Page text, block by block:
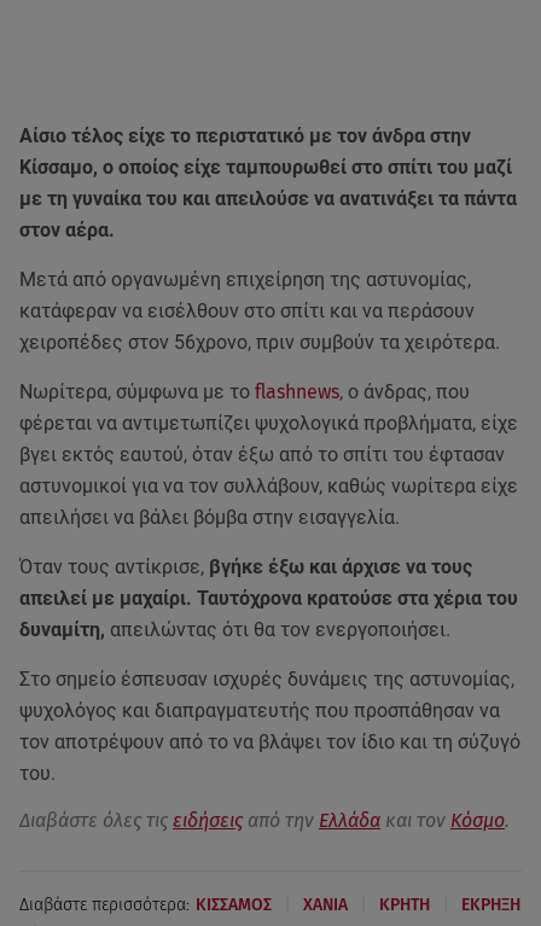
Αίσιο τέλος είχε το περιστατικό με τον άνδρα στην
Κίσσαμο, ο οποίος είχε ταμπουρωθεί στο σπίτι του μαζί
με τη γυναίκα του και απειλούσε να ανατινάξει τα πάντα
στον αέρα.
Μετά από οργανωμένη επιχείρηση της αστυνομίας,
κατάφεραν να εισέλθουν στο σπίτι και να περάσουν
χειροπέδες στον 56χρονο, πριν συμβούν τα χειρότερα.
Νωρίτερα, σύμφωνα με το flashnews, ο άνδρας, που
φέρεται να αντιμετωπίζει ψυχολογικά προβλήματα, είχε
βγει εκτός εαυτού, όταν έξω από το σπίτι του έφτασαν
αστυνομικοί για να τον συλλάβουν, καθώς νωρίτερα είχε
απειλήσει να βάλει βόμβα στην εισαγγελία.
Όταν τους αντίκρισε, βγήκε έξω και άρχισε να τους
απειλεί με μαχαίρι. Ταυτόχρονα κρατούσε στα χέρια του
δυναμίτη, απειλώντας ότι θα τον ενεργοποιήσει.
Στο σημείο έσπευσαν ισχυρές δυνάμεις της αστυνομίας,
ψυχολόγος και διαπραγματευτής που προσπάθησαν να
τον αποτρέψουν από το να βλάψει τον ίδιο και τη σύζυγό
του.
Διαβάστε όλες τις ειδήσεις από την Ελλάδα και τον Κόσμο.
Διαβάστε περισσότερα: ΚΙΣΣΑΜΟΣ ΧΑΝΙΑ ΚΡΗΤΗ ΕΚΡΗΞΗ